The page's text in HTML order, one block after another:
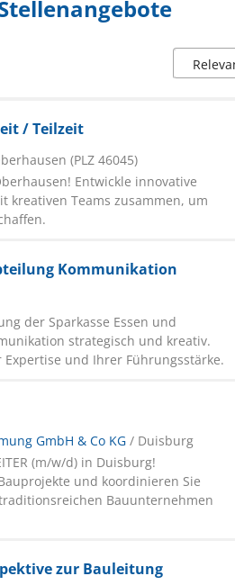
/ Teilzeit
(PLZ 46045)
Entwickle innovative
kreativen Teams zusammen, um
Kommunikation
der Sparkasse Essen und
strategisch und kreativ.
und Ihrer Führungsstärke.
GmbH & Co KG / Duisburg
(m/w/d) in Duisburg!
und koordinieren Sie
Bauunternehmen
zur Bauleitung